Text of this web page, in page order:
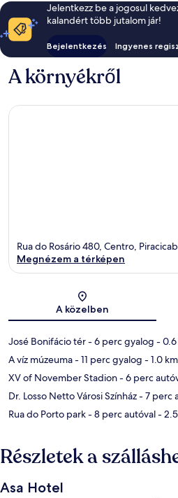
Jelentkezz be a jogosul
kalandért több jutalom jár!
Bejelentkezés Ingyenes
A környékről
Rua do Rosário 480, Centro,
Megnézem a térképen
A közelben
José Bonifácio tér- 6 perc gyalog -
A víz múzeuma- 11 perc gyalog - 1.0 km
XV of November Stadion- 6 perc
Dr. Losso Netto Városi Színház- 7 perc
Rua do Porto park- 8 perc autóval-
Részletek a
Asa Hotel